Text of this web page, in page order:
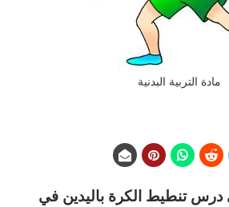
مادة التربية البدنية
درس تنطيط الكرة باليدين في